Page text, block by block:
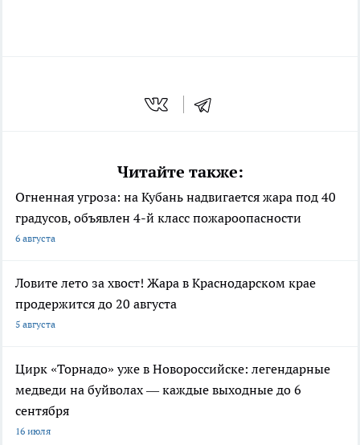
Читайте также:
Огненная угроза: на Кубань надвигается жара под 40
градусов, объявлен 4-й класс пожароопасности
6 августа
Ловите лето за хвост! Жара в Краснодарском крае
продержится до 20 августа
5 августа
Цирк «Торнадо» уже в Новороссийске: легендарные
медведи на буйволах — каждые выходные до 6
сентября
16 июля